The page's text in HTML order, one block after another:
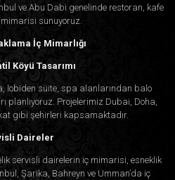
ve Abu Dabi genelinde restoran, kafe
mimarisi sunuyoruz.
İç Mimarlığı
Köyü Tasarımı
lobiden süite, spa alanlarından balo
planlıyoruz. Projelerimiz Dubai, Doha,
gibi şehirleri kapsamaktadır.
Daireler
servisli dairelerin iç mimarisi, esneklik
Şarika, Bahreyn ve Umman’da iç